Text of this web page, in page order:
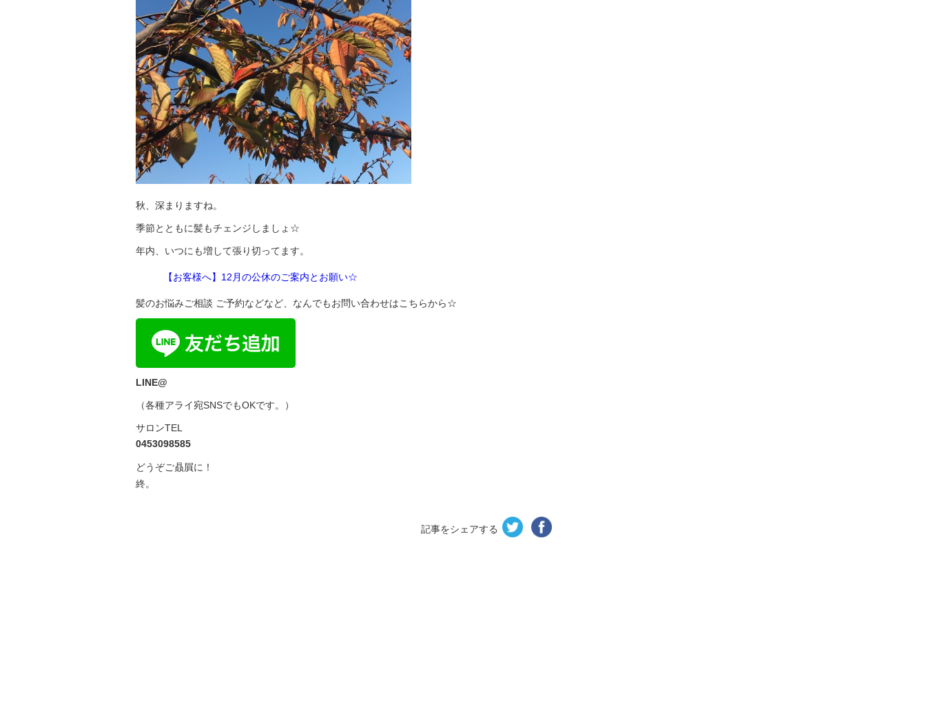
秋、深まりますね。
季節とともに髪もチェンジしましょ☆
年内、いつにも増して張り切ってます。
【お客様へ】 12 月の公休のご案内とお願い☆
髪のお悩みご相談 ご予約などなど、なんでもお問い合わせはこちらから☆
LINE@
（各種アライ宛SNSでもOKです。）
サロンTEL
0453098585
どうぞご贔屓に！
終。
記事をシェアする